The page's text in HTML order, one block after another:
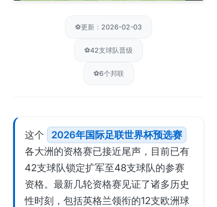
⚽更新：2026-02-03
⚽42支球队晋级
⚽6个邦联
这个
2026年国际足联世界杯预选赛
各大洲的资格赛已接近尾声，目前已有
42支球队锁定扩军至48支球队的参赛
资格。最新几轮资格赛见证了诸多历史
性时刻，包括英格兰领衔的12支欧洲球